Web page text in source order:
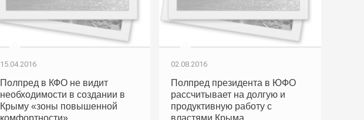
15.04.2016
Полпред в КФО не видит
необходимости в создании в
Крыму «зоны повышенной
комфортности»
02.08.2016
Полпред президента в ЮФО
рассчитывает на долгую и
продуктивную работу с
властями Крыма